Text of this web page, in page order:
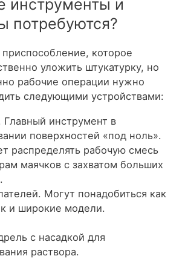
инструменты и
потребуются?
которое
уложить штукатурку, но
рабочие операции нужно
следующими устройствами:
Главный инструмент в
поверхностей «под ноль».
распределять рабочую смесь
маячков с захватом больших
Могут понадобиться как
и широкие модели.
с насадкой для
раствора.